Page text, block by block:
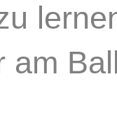
am